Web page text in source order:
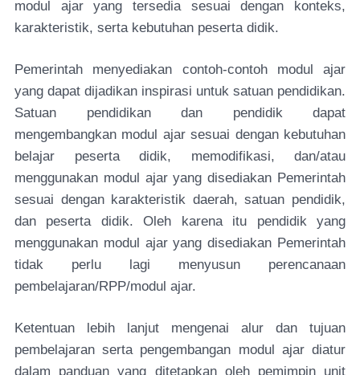
modul ajar yang tersedia sesuai dengan konteks,
karakteristik, serta kebutuhan peserta didik.
Pemerintah menyediakan contoh-contoh modul ajar
yang dapat dijadikan inspirasi untuk satuan pendidikan.
Satuan pendidikan dan pendidik dapat
mengembangkan modul ajar sesuai dengan kebutuhan
belajar peserta didik, memodifikasi, dan/atau
menggunakan modul ajar yang disediakan Pemerintah
sesuai dengan karakteristik daerah, satuan pendidik,
dan peserta didik. Oleh karena itu pendidik yang
menggunakan modul ajar yang disediakan Pemerintah
tidak perlu lagi menyusun perencanaan
pembelajaran/RPP/modul ajar.
Ketentuan lebih lanjut mengenai alur dan tujuan
pembelajaran serta pengembangan modul ajar diatur
dalam panduan yang ditetapkan oleh pemimpin unit